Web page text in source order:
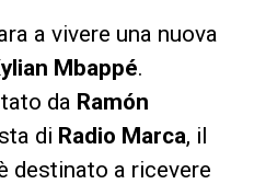
a vivere una nuova
Mbappé.
da Ramón
di Radio Marca, il
destinato a ricevere